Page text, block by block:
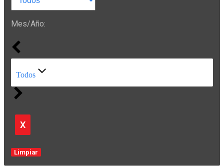
Mes/Año:
Todos
X
Limpiar